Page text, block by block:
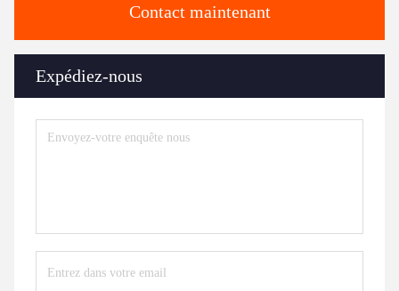
Contact maintenant
Expédiez-nous